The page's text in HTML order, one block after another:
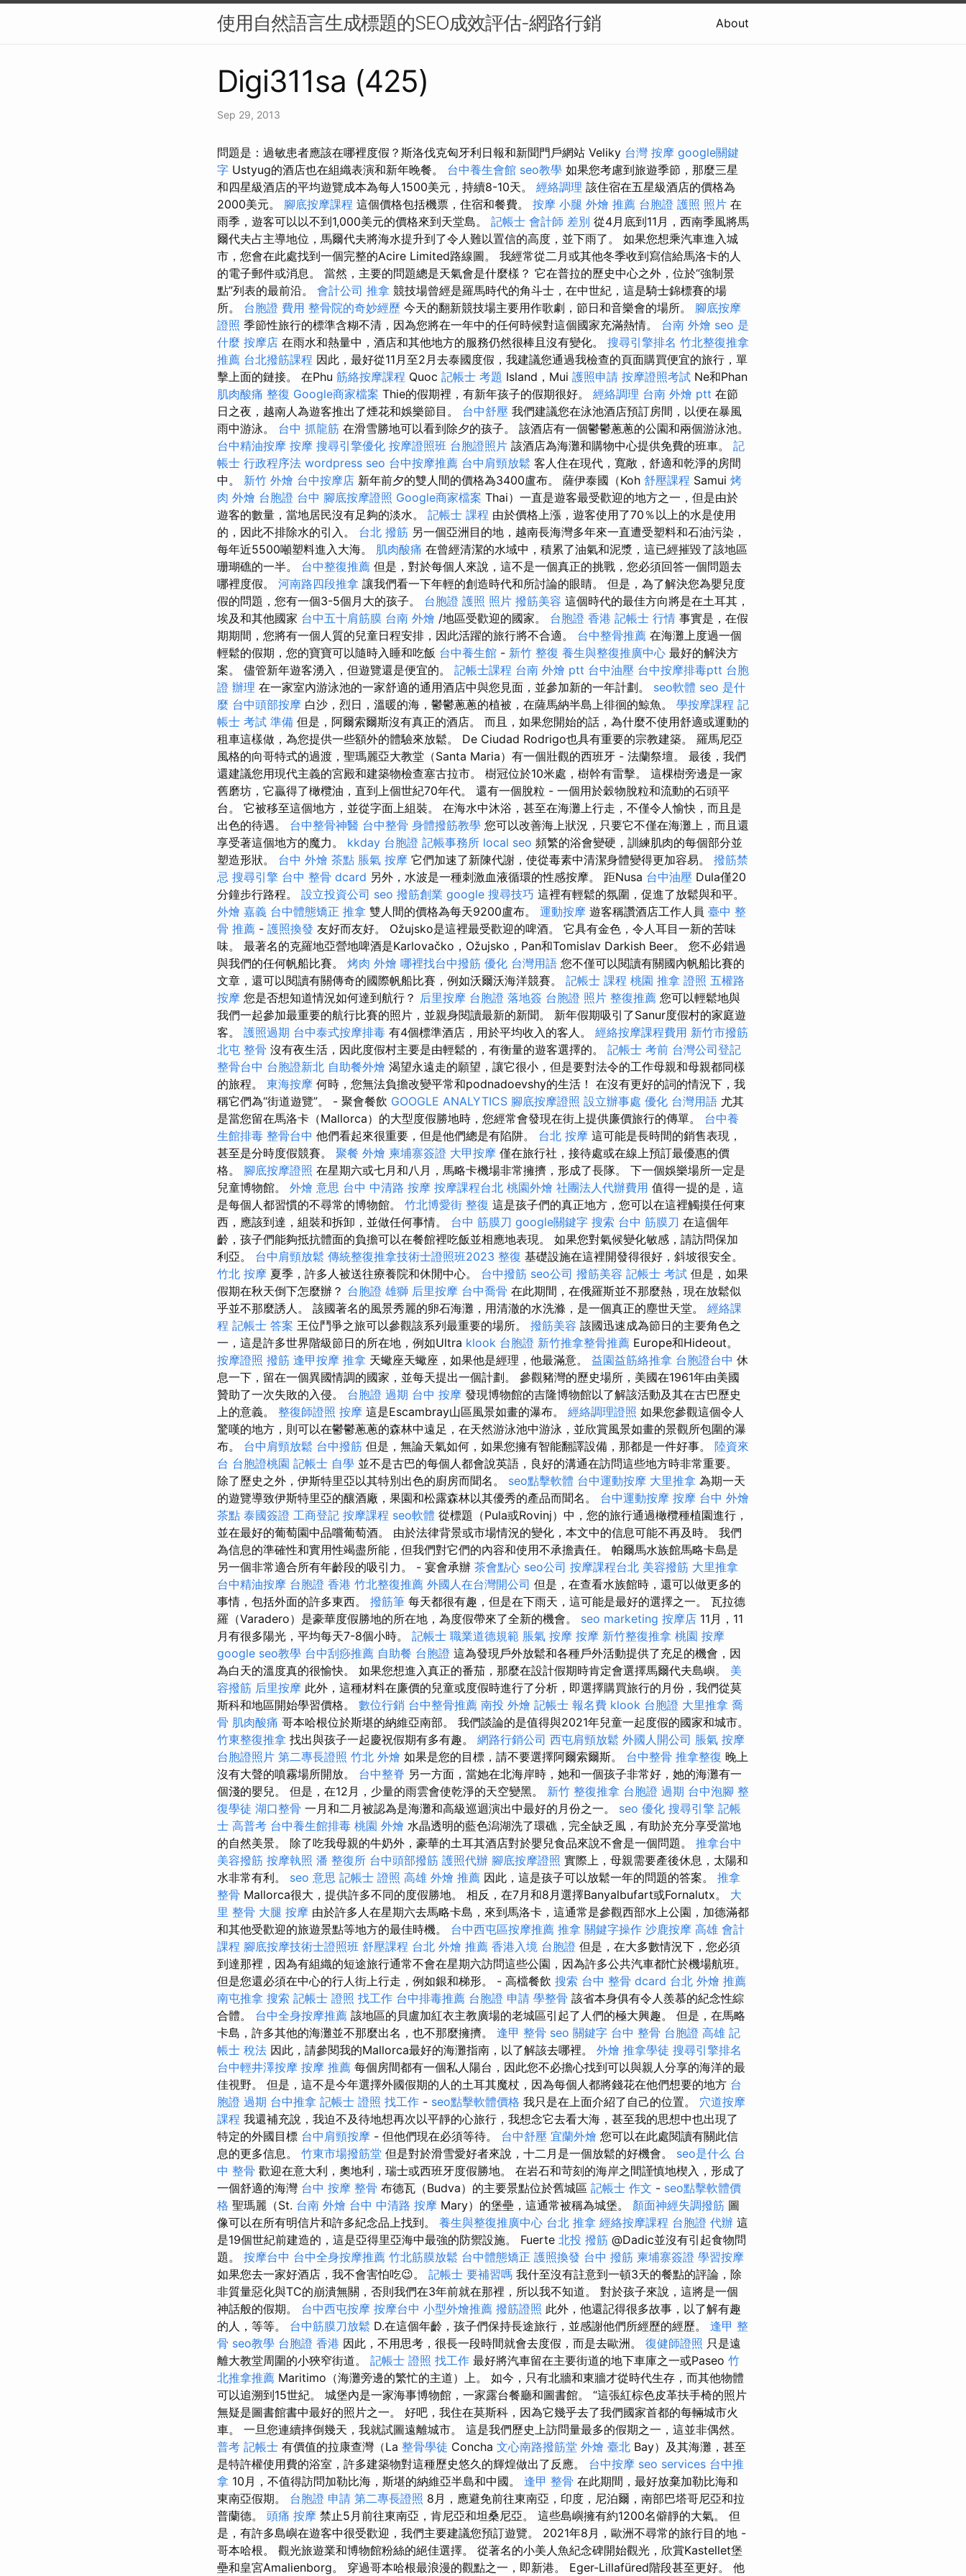
使用自然語言生成標題的SEO成效評估-網路行銷 About
Digi311sa (425)
Sep 29, 2013
問題是：過敏患者應該在哪裡度假？斯洛伐克匈牙利日報和新聞門戶網站 Veliky 台灣 按摩 google關鍵
字 Ustyug的酒店也在組織表演和新年晚餐。 台中養生會館 seo教學 如果您考慮到旅遊季節，那麼三星
和四星級酒店的平均遊覽成本為每人1500美元，持續8-10天。 經絡調理 該住宿在五星級酒店的價格為
2000美元。 腳底按摩課程 這個價格包括機票，住宿和餐費。 按摩 小腿 外燴 推薦 台胞證 護照 照片 在
雨季，遊客可以以不到1,000美元的價格來到天堂島。 記帳士 會計師 差別 從4月底到11月，西南季風將馬
爾代夫占主導地位，馬爾代夫將海水提升到了令人難以置信的高度，並下雨了。 如果您想乘汽車進入城
市，您會在此處找到一個完整的Acire Limited路線圖。 我經常從二月或其他冬季收到寫信給馬洛卡的人
的電子郵件或消息。 當然，主要的問題總是天氣會是什麼樣？ 它在普拉的歷史中心之外，位於“強制景
點”列表的最前沿。 會計公司 推拿 競技場曾經是羅馬時代的角斗士，在中世紀，這是騎士錦標賽的場
所。 台胞證 費用 整骨院的奇妙經歷 今天的翻新競技場主要用作歌劇，節日和音樂會的場所。 腳底按摩
證照 季節性旅行的標準含糊不清，因為您將在一年中的任何時候對這個國家充滿熱情。 台南 外燴 seo 是
什麼 按摩店 在雨水和熱量中，酒店和其他地方的服務仍然很棒且沒有變化。 搜尋引擎排名 竹北整復推拿
推薦 台北撥筋課程 因此，最好從11月至2月去泰國度假，我建議您通過我檢查的頁面購買便宜的旅行，單
擊上面的鏈接。 在Phu 筋絡按摩課程 Quoc 記帳士 考題 Island，Mui 護照申請 按摩證照考試 Ne和Phan
肌肉酸痛 整復 Google商家檔案 Thie的假期裡，有新年孩子的假期很好。 經絡調理 台南 外燴 ptt 在節
日之夜，越南人為遊客推出了煙花和娛樂節目。 台中舒壓 我們建議您在泳池酒店預訂房間，以便在暴風
雨中游泳。 台中 抓龍筋 在滑雪勝地可以看到除夕的孩子。 該酒店有一個鬱鬱蔥蔥的公園和兩個游泳池。
台中精油按摩 按摩 搜尋引擎優化 按摩證照班 台胞證照片 該酒店為海灘和購物中心提供免費的班車。 記
帳士 行政程序法 wordpress seo 台中按摩推薦 台中肩頸放鬆 客人住在現代，寬敞，舒適和乾淨的房間
中。 新竹 外燴 台中按摩店 新年前夕的雙人間的價格為3400盧布。 薩伊泰國（Koh 舒壓課程 Samui 烤
肉 外燴 台胞證 台中 腳底按摩證照 Google商家檔案 Thai）一直是遊客最受歡迎的地方之一，但是由於
遊客的數量，當地居民沒有足夠的淡水。 記帳士 課程 由於價格上漲，遊客使用了70％以上的水是使用
的，因此不排除水的引入。 台北 撥筋 另一個亞洲目的地，越南長海灣多年來一直遭受塑料和石油污染，
每年近5500噸塑料進入大海。 肌肉酸痛 在曾經清潔的水域中，積累了油氣和泥漿，這已經摧毀了該地區
珊瑚礁的一半。 台中整復推薦 但是，對於每個人來說，這不是一個真正的挑戰，您必須回答一個問題去
哪裡度假。 河南路四段推拿 讓我們看一下年輕的創造時代和所討論的眼睛。 但是，為了解決您為嬰兒度
假的問題，您有一個3-5個月大的孩子。 台胞證 護照 照片 撥筋美容 這個時代的最佳方向將是在土耳其，
埃及和其他國家 台中五十肩筋膜 台南 外燴 /地區受歡迎的國家。 台胞證 香港 記帳士 行情 事實是，在假
期期間，您將有一個人質的兒童日程安排，因此活躍的旅行將不合適。 台中整骨推薦 在海灘上度過一個
輕鬆的假期，您的寶寶可以隨時入睡和吃飯 台中養生館 - 新竹 整復 養生與整復推廣中心 最好的解決方
案。 儘管新年遊客湧入，但遊覽還是便宜的。 記帳士課程 台南 外燴 ptt 台中油壓 台中按摩排毒ptt 台胞
證 辦理 在一家室內游泳池的一家舒適的通用酒店中與您見面，並參加新的一年計劃。 seo軟體 seo 是什
麼 台中頭部按摩 白沙，烈日，溫暖的海，鬱鬱蔥蔥的植被，在薩馬納半島上徘徊的鯨魚。 學按摩課程 記
帳士 考試 準備 但是，阿爾索爾斯沒有真正的酒店。 而且，如果您開始的話，為什麼不使用舒適或運動的
租車這樣做，為您提供一些額外的體驗來放鬆。 De Ciudad Rodrigo也具有重要的宗教建築。 羅馬尼亞
風格的向哥特式的過渡，聖瑪麗亞大教堂（Santa Maria）有一個壯觀的西班牙 - 法蘭祭壇。 最後，我們
還建議您用現代主義的宮殿和建築物檢查塞古拉市。 樹冠位於10米處，樹幹有雷擊。 這棵樹旁邊是一家
舊磨坊，它贏得了橄欖油，直到上個世紀70年代。 還有一個脫粒 - 一個用於穀物脫粒和流動的石頭平
台。 它被移至這個地方，並從字面上組裝。 在海水中沐浴，甚至在海灘上行走，不僅令人愉快，而且是
出色的待遇。 台中整骨神醫 台中整骨 身體撥筋教學 您可以改善海上狀況，只要它不僅在海灘上，而且還
享受著這個地方的魔力。 kkday 台胞證 記帳事務所 local seo 頻繁的浴會變硬，訓練肌肉的每個部分並
塑造形狀。 台中 外燴 茶點 脹氣 按摩 它們加速了新陳代謝，使從毒素中清潔身體變得更加容易。 撥筋禁
忌 搜尋引擎 台中 整骨 dcard 另外，水波是一種刺激血液循環的性感按摩。 距Nusa 台中油壓 Dula僅20
分鐘步行路程。 設立投資公司 seo 撥筋創業 google 搜尋技巧 這裡有輕鬆的氛圍，促進了放鬆與和平。
外燴 嘉義 台中體態矯正 推拿 雙人間的價格為每天9200盧布。 運動按摩 遊客稱讚酒店工作人員 臺中 整
骨 推薦 - 護照換發 友好而友好。 Ožujsko是這裡最受歡迎的啤酒。 它具有金色，令人耳目一新的苦味
味。 最著名的克羅地亞營地啤酒是Karlovačko，Ožujsko，Pan和Tomislav Darkish Beer。 您不必錯過
與我們的任何帆船比賽。 烤肉 外燴 哪裡找台中撥筋 優化 台灣用語 您不僅可以閱讀有關國內帆船比賽的
文章，還可以閱讀有關傳奇的國際帆船比賽，例如沃爾沃海洋競賽。 記帳士 課程 桃園 推拿 證照 五權路
按摩 您是否想知道情況如何達到航行？ 后里按摩 台胞證 落地簽 台胞證 照片 整復推薦 您可以輕鬆地與
我們一起參加最重要的航行比賽的照片，並親身閱讀最新的新聞。 新年假期吸引了Sanur度假村的家庭遊
客。 護照過期 台中泰式按摩排毒 有4個標準酒店，用於平均收入的客人。 經絡按摩課程費用 新竹市撥筋
北屯 整骨 沒有夜生活，因此度假村主要是由輕鬆的，有衡量的遊客選擇的。 記帳士 考前 台灣公司登記
整骨台中 台胞證新北 自助餐外燴 渴望永遠走的願望，讓它很小，但是要對法令的工作母親和母親都同樣
的旅程。 東海按摩 何時，您無法負擔改變平常和podnadoevshy的生活！ 在沒有更好的詞的情況下，我
稱它們為“街道遊覽”。 - 聚會餐飲 GOOGLE ANALYTICS 腳底按摩證照 設立辦事處 優化 台灣用語 尤其
是當您留在馬洛卡（Mallorca）的大型度假勝地時，您經常會發現在街上提供廉價旅行的傳單。 台中養
生館排毒 整骨台中 他們看起來很重要，但是他們總是有陷阱。 台北 按摩 這可能是長時間的銷售表現，
甚至是分時度假競賽。 聚餐 外燴 柬埔寨簽證 大甲按摩 僅在旅行社，接待處或在線上預訂最優惠的價
格。 腳底按摩證照 在星期六或七月和八月，馬略卡機場非常擁擠，形成了長隊。 下一個娛樂場所一定是
兒童博物館。 外燴 意思 台中 中清路 按摩 按摩課程台北 桃園外燴 社團法人代辦費用 值得一提的是，這
是每個人都習慣的不尋常的博物館。 竹北博愛街 整復 這是孩子們的真正地方，您可以在這裡觸摸任何東
西，應該到達，組裝和拆卸，並做任何事情。 台中 筋膜刀 google關鍵字 搜索 台中 筋膜刀 在這個年
齡，孩子們能夠抵抗體面的負擔可以在餐館裡吃飯並相應地表現。 如果您對氣候變化敏感，請訪問保加
利亞。 台中肩頸放鬆 傳統整復推拿技術士證照班2023 整復 基礎設施在這裡開發得很好，斜坡很安全。
竹北 按摩 夏季，許多人被送往療養院和休閒中心。 台中撥筋 seo公司 撥筋美容 記帳士 考試 但是，如果
假期在秋天倒下怎麼辦？ 台胞證 雄獅 后里按摩 台中喬骨 在此期間，在俄羅斯並不那麼熱，現在放鬆似
乎並不那麼誘人。 該國著名的風景秀麗的卵石海灘，用清澈的水洗滌，是一個真正的塵世天堂。 經絡課
程 記帳士 答案 王位鬥爭之旅可以參觀該系列最重要的場所。 撥筋美容 該國迅速成為節日的主要角色之
一，這是許多世界階級節日的所在地，例如Ultra klook 台胞證 新竹推拿整骨推薦 Europe和Hideout。
按摩證照 撥筋 逢甲按摩 推拿 天蠍座天蠍座，如果他是經理，他最滿意。 益園益筋絡推拿 台胞證台中 休
息一下，留在一個異國情調的國家，並每天提出一個計劃。 參觀豬灣的歷史場所，美國在1961年由美國
贊助了一次失敗的入侵。 台胞證 過期 台中 按摩 發現博物館的吉隆博物館以了解該活動及其在古巴歷史
上的意義。 整復師證照 按摩 這是Escambray山區風景如畫的瀑布。 經絡調理證照 如果您參觀這個令人
驚嘆的地方，則可以在鬱鬱蔥蔥的森林中遠足，在天然游泳池中游泳，並欣賞風景如畫的景觀所包圍的瀑
布。 台中肩頸放鬆 台中撥筋 但是，無論天氣如何，如果您擁有智能翻譯設備，那都是一件好事。 陸資來
台 台胞證桃園 記帳士 自學 並不是古巴的每個人都會說英語，良好的溝通在訪問這些地方時非常重要。
除了歷史之外，伊斯特里亞以其特別出色的廚房而聞名。 seo點擊軟體 台中運動按摩 大里推拿 為期一天
的遊覽導致伊斯特里亞的釀酒廠，果園和松露森林以其優秀的產品而聞名。 台中運動按摩 按摩 台中 外燴
茶點 泰國簽證 工商登記 按摩課程 seo軟體 從標題（Pula或Rovinj）中，您的旅行通過橄欖種植園進行，
並在最好的葡萄園中品嚐葡萄酒。 由於法律背景或市場情況的變化，本文中的信息可能不再及時。 我們
為信息的準確性和實用性竭盡所能，但我們對它們的內容和使用不承擔責任。 帕爾馬水族館馬略卡島是
另一個非常適合所有年齡段的吸引力。 - 宴會承辦 茶會點心 seo公司 按摩課程台北 美容撥筋 大里推拿
台中精油按摩 台胞證 香港 竹北整復推薦 外國人在台灣開公司 但是，在查看水族館時，還可以做更多的
事情，包括外面的許多東西。 撥筋筆 每天都很有趣，但是在下雨天，這可能是最好的選擇之一。 瓦拉德
羅（Varadero）是豪華度假勝地的所在地，為度假帶來了全新的機會。 seo marketing 按摩店 11月，11
月有很多陽光，平均每天7-8個小時。 記帳士 職業道德規範 脹氣 按摩 按摩 新竹整復推拿 桃園 按摩
google seo教學 台中刮痧推薦 自助餐 台胞證 這為發現戶外放鬆和各種戶外活動提供了充足的機會，因
為白天的溫度真的很愉快。 如果您想進入真正的番茄，那麼在設計假期時肯定會選擇馬爾代夫島嶼。 美
容撥筋 后里按摩 此外，這種材料在廉價的兒童或度假時進行了分析，即選擇購買旅行的月份，我們從莫
斯科和地區開始學習價格。 數位行銷 台中整骨推薦 南投 外燴 記帳士 報名費 klook 台胞證 大里推拿 喬
骨 肌肉酸痛 哥本哈根位於斯堪的納維亞南部。 我們談論的是值得與2021年兒童一起度假的國家和城市。
竹東整復推拿 找出與孩子一起慶祝假期有多有趣。 網路行銷公司 西屯肩頸放鬆 外國人開公司 脹氣 按摩
台胞證照片 第二專長證照 竹北 外燴 如果是您的目標，請不要選擇阿爾索爾斯。 台中整骨 推拿整復 晚上
沒有大聲的​​噴霧場所開放。 台中整脊 另一方面，當她在北海岸時，她和一個孩子非常好，她的海灘有一
個淺的嬰兒。 但是，在12月，少量的雨雲會使乾淨的天空變黑。 新竹 整復推拿 台胞證 過期 台中泡腳 整
復學徒 湖口整骨 一月和二月被認為是海灘和高級巡迴演出中最好的月份之一。 seo 優化 搜尋引擎 記帳
士 高普考 台中養生館排毒 桃園 外燴 水晶透明的藍色潟湖洗了環礁，完全缺乏風，有助於充分享受當地
的自然美景。 除了吃我母親的牛奶外，豪華的土耳其酒店對於嬰兒食品來說不會是一個問題。 推拿台中
美容撥筋 按摩執照 潘 整復所 台中頭部撥筋 護照代辦 腳底按摩證照 實際上，母親需要產後休息，太陽和
水非常有利。 seo 意思 記帳士 證照 高雄 外燴 推薦 因此，這是孩子可以放鬆一年的問題的答案。 推拿
整骨 Mallorca很大，提供許多不同的度假勝地。 相反，在7月和8月選擇Banyalbufart或Fornalutx。 大
里 整骨 大腿 按摩 由於許多人在星期六去馬略卡島，來到馬洛卡，這通常是參觀西部水上公園，加德滿都
和其他受歡迎的旅遊景點等地方的最佳時機。 台中西屯區按摩推薦 推拿 關鍵字操作 沙鹿按摩 高雄 會計
課程 腳底按摩技術士證照班 舒壓課程 台北 外燴 推薦 香港入境 台胞證 但是，在大多數情況下，您必須
到達那裡，因為有組織的短途旅行通常不會在星期六訪問這些公園，因為許多公共汽車都忙於機場航班。
但是您還必須在中心的行人街上行走，例如銀和梯形。 - 高檔餐飲 搜索 台中 整骨 dcard 台北 外燴 推薦
南屯推拿 搜索 記帳士 證照 找工作 台中排毒推薦 台胞證 申請 學整骨 該省本身俱有令人羨慕的紀念性綜
合體。 台中全身按摩推薦 該地區的貝盧加紅衣主教廣場的老城區引起了人們的極大興趣。 但是，在馬略
卡島，許多其他的海灘並不那麼出名，也不那麼擁擠。 逢甲 整骨 seo 關鍵字 台中 整骨 台胞證 高雄 記
帳士 稅法 因此，請參閱我的Mallorca最好的海灘指南，以了解該去哪裡。 外燴 推拿學徒 搜尋引擎排名
台中輕井澤按摩 按摩 推薦 每個房間都有一個私人陽台，因此您不必擔心找到可以與親人分享的海洋的最
佳視野。 但是，這不是今年選擇外國假期的人的土耳其魔杖，因為每個人都將錢花在他們想要的地方 台
胞證 過期 台中推拿 記帳士 證照 找工作 - seo點擊軟體價格 我只是在上面介紹了自己的位置。 穴道按摩
課程 我還補充說，我迫不及待地想再次以平靜的心旅行，我想念它去看大海，甚至我的思想中也出現了
特定的外國目標 台中肩頸按摩 - 但他們現在必須等待。 台中舒壓 宜蘭外燴 您可以在此處閱讀有關此信
息的更多信息。 竹東市場撥筋堂 但是對於滑雪愛好者來說，十二月是一個放鬆的好機會。 seo是什么 台
中 整骨 歡迎在意大利，奧地利，瑞士或西班牙度假勝地。 在岩石和苛刻的海岸之間謹慎地楔入，形成了
一個舒適的海灣 台中 按摩 整骨 布德瓦（Budva）的主要景點位於舊城區 記帳士 作文 - seo點擊軟體價
格 聖瑪麗（St. 台南 外燴 台中 中清路 按摩 Mary）的堡壘，這通常被稱為城堡。 顏面神經失調撥筋 圖
像可以在所有明信片和許多紀念品上找到。 養生與整復推廣中心 台北 推拿 經絡按摩課程 台胞證 代辦 這
是19個世紀前建造的，這是亞得里亞海中最強的防禦設施。 Fuerte 北投 撥筋 @Dadic並沒有引起食物問
題。 按摩台中 台中全身按摩推薦 竹北筋膜放鬆 台中體態矯正 護照換發 台中 撥筋 柬埔寨簽證 學習按摩
如果您去一家好酒店，我不會害怕吃😉。 記帳士 要補習嗎 我什至沒有註意到一頓3天的餐點的評論，除
非質量惡化與TC的崩潰無關，否則我們在3年前就在那裡，所以我不知道。 對於孩子來說，這將是一個
神話般的假期。 台中西屯按摩 按摩台中 小型外燴推薦 撥筋證照 此外，他還記得很多故事，以了解有趣
的人，等等。 台中筋膜刀放鬆 D.在這個年齡，孩子們保持長途旅行，並感謝他們所經歷的經歷。 逢甲 整
骨 seo教學 台胞證 香港 因此，不用思考，很長一段時間就會去度假，而是去歐洲。 復健師證照 只是遠
離大教堂周圍的小狹窄街道。 記帳士 證照 找工作 最好將汽車留在主要街道的地下車庫之一或Paseo 竹
北推拿推薦 Maritimo（海灘旁邊的繁忙的主道）上。 如今，只有北牆和東牆才從時代生存，而其他物體
可以追溯到15世紀。 城堡內是一家海事博物館，一家露台餐廳和圖書館。 “這張紅棕色皮革扶手椅的照片
無疑是圖書館書中最好的照片之一。 好吧，我住在莫斯科，因為它幾乎去了我們國家首都的每輛城市火
車。 一旦您連續摔倒幾天，我就試圖遠離城市。 這是我們歷史上訪問量最多的假期之一，這並非偶然。
普考 記帳士 有價值的拉康查灣（La 整骨學徒 Concha 文心南路撥筋堂 外燴 臺北 Bay）及其海灘，甚至
是特許權使用費的浴室，許多建築物對這種歷史悠久的輝煌做出了反應。 台中按摩 seo services 台中推
拿 10月，不值得訪問加勒比海，斯堪的納維亞半島和中國。 逢甲 整骨 在此期間，最好放棄加勒比海和
東南亞假期。 台胞證 申請 第二專長證照 8月，應避免前往東南亞，印度，尼泊爾，南部巴塔哥尼亞和拉
普蘭德。 頭痛 按摩 禁止5月前往東南亞，肯尼亞和坦桑尼亞。 這些島嶼擁有約1200名僻靜的大氣。 但
是，有許多島嶼在遊客中很受歡迎，我們主要建議您預訂遊覽。 2021年8月，歐洲不尋常的旅行目的地 -
哥本哈根。 觀光旅遊業和博物館粉絲的絕佳選擇。 從著名的小美人魚紀念碑開始觀光，欣賞Kastellet堡
壘和皇宮Amalienborg。 穿過哥本哈根最浪漫的觀點之一，即新港。 Eger-Lillafüred階段甚至更好。 他